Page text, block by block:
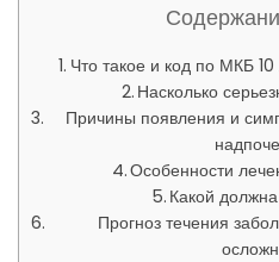
Что такое и код по МКБ
Насколько
Причины появления и
Особенности
Какой
Прогноз течения